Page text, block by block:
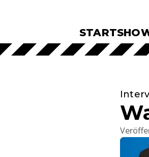
START